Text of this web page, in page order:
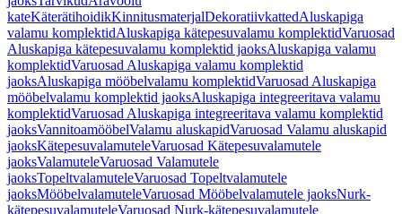
kateKäterätihoidikKinnitusmaterjalDekoratiivkattedAluskapiga
valamu komplektidAluskapiga kätepesuvalamu komplektidVaruosad
Aluskapiga kätepesuvalamu komplektid jaoksAluskapiga valamu
komplektidVaruosad Aluskapiga valamu komplektid
jaoksAluskapiga mööbelvalamu komplektidVaruosad Aluskapiga
mööbelvalamu komplektid jaoksAluskapiga integreeritava valamu
komplektidVaruosad Aluskapiga integreeritava valamu komplektid
jaoksVannitoamööbelValamu aluskapidVaruosad Valamu aluskapid
jaoksKätepesuvalamuteleVaruosad Kätepesuvalamutele
jaoksValamuteleVaruosad Valamutele
jaoksTopeltvalamuteleVaruosad Topeltvalamutele
jaoksMööbelvalamuteleVaruosad Mööbelvalamutele jaoksNurk-
kätepesuvalamuteleVaruosad Nurk-kätepesuvalamutele